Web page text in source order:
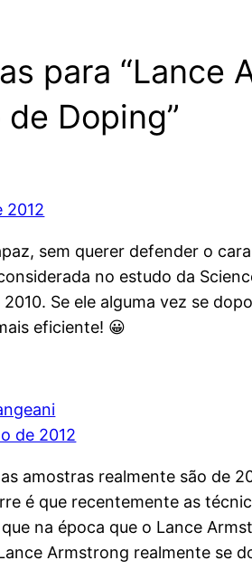
para “Lance
Doping”
2012
sem querer defender o
no estudo da
Se ele alguma vez se
eficiente! 😀
de 2012
as amostras realmente são de
é que recentemente as
na época que o Lance
Armstrong realmente se